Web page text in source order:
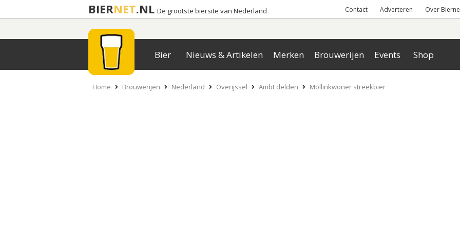
BIERNET.NL De grootste biersite van Nederland Contact Adverteren Over
Bier Nieuws & Artikelen Merken Brouwerijen Events Shop
Home Brouwerijen Nederland Overijssel Ambt delden Mollinkwoner streekbier